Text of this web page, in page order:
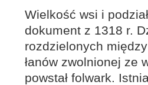
Wielkość wsi i
dokument z 1318 r.
rozdzielonych
łanów zwolnionej ze
powstał folwark.